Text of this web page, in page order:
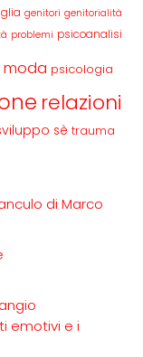
genitori genitorialità
problemi psicoanalisi
moda psicologia
relazioni
sè trauma
di Marco
emotivi e i